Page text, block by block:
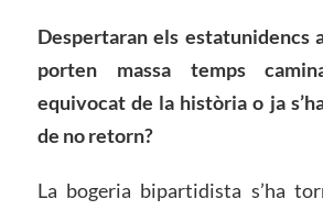
Despertaran els estatunidencs
porten massa temps
equivocat de la història o ja
de no retorn?
La bogeria bipartidista s’ha